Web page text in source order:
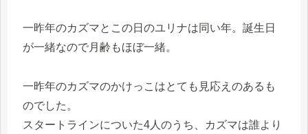
一昨年のカズマとこの日のユリナは同い年。誕生日
が一緒なので月齢もほぼ一緒。
一昨年のカズマのかけっこはとても見応えのあるも
のでした。
スタートラインについた4人のうち、カズマは誰より